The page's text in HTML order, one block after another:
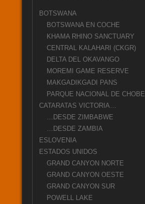
BOTSWANA
BOTSWANA EN COCHE
KHAMA RHINO SANCTUARY
CENTRAL KALAHARI (CKGR)
DELTA DEL OKAVANGO
MOREMI GAME RESERVE
MAKGADIKGADI PANS
PARQUE NACIONAL DE CHOBE
CATARATAS VICTORIA…
…DESDE ZIMBABWE
…DESDE ZAMBIA
ESLOVENIA
ESTADOS UNIDOS
GRAND CANYON NORTE
GRAND CANYON OESTE
GRAND CANYON SUR
POWELL LAKE